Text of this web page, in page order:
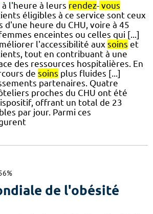
l'heure à leurs rendez- vous
éligibles à ce service sont ceux
d'une heure du CHU, voire à 45
enceintes ou celles qui [...]
l'accessibilité aux soins et
tout en contribuant à une
des ressources hospitalières. En
de soins plus fluides [...]
partenaires. Quatre
proches du CHU ont été
offrant un total de 23
par jour. Parmi ces
de l'obésité